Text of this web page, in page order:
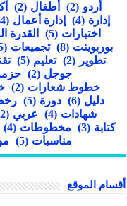
أردو (2) أطفال (2)
إدارة (4) إدارة أعمال (4)
اختبارات (5) القدرة
بوربوينت (8) تجميعات (5)
تطوير
(2) تعليم (5)
جوجل (2)
خطوط شعارات (2)
دليل (6) دورة (5)
شهادات (4) عربي (2)
كتابة (3) مخطوطات (4)
مناسبات (5)
أقسام الموقع